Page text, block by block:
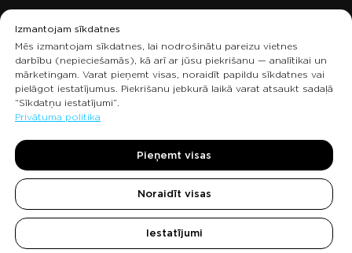
Izmantojam sīkdatnes
Mēs izmantojam sīkdatnes, lai nodrošinātu pareizu vietnes
darbību (nepieciešamās), kā arī ar jūsu piekrišanu — analītikai un
mārketingam. Varat pieņemt visas, noraidīt papildu sīkdatnes vai
pielāgot iestatījumus. Piekrišanu jebkurā laikā varat atsaukt sadaļā
“Sīkdatņu iestatījumi”.
Privātuma politika
Pieņemt visas
Noraidīt visas
Iestatījumi
Kontakti
© Visas tiesības aizsargātas.Privātuma politika,Atgriešanas
politikaunpiedāvājums